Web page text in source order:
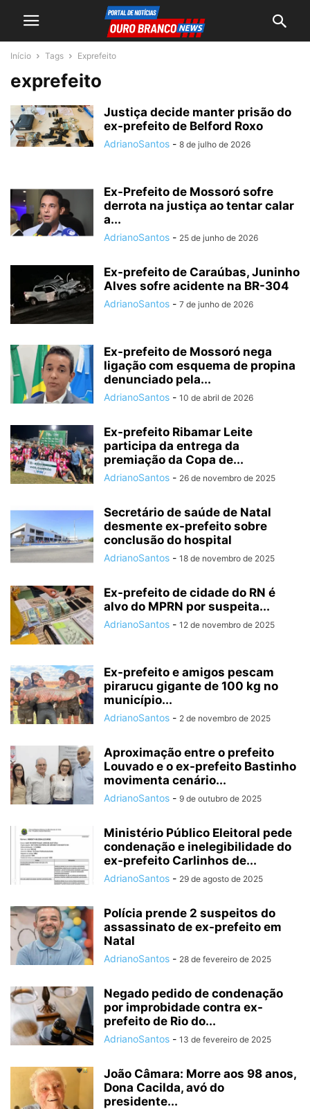
Início Tags Exprefeito
exprefeito
Justiça decide manter prisão do
ex-prefeito de Belford Roxo
AdrianoSantos - 8 de julho de 2026
Ex-Prefeito de Mossoró sofre
derrota na justiça ao tentar calar
a...
AdrianoSantos - 25 de junho de 2026
Ex-prefeito de Caraúbas, Juninho
Alves sofre acidente na BR-304
AdrianoSantos - 7 de junho de 2026
Ex-prefeito de Mossoró nega
ligação com esquema de propina
denunciado pela...
AdrianoSantos - 10 de abril de 2026
Ex-prefeito Ribamar Leite
participa da entrega da
premiação da Copa de...
AdrianoSantos - 26 de novembro de 2025
Secretário de saúde de Natal
desmente ex-prefeito sobre
conclusão do hospital
AdrianoSantos - 18 de novembro de 2025
Ex-prefeito de cidade do RN é
alvo do MPRN por suspeita...
AdrianoSantos - 12 de novembro de 2025
Ex-prefeito e amigos pescam
pirarucu gigante de 100 kg no
município...
AdrianoSantos - 2 de novembro de 2025
Aproximação entre o prefeito
Louvado e o ex-prefeito Bastinho
movimenta cenário...
AdrianoSantos - 9 de outubro de 2025
Ministério Público Eleitoral pede
condenação e inelegibilidade do
ex-prefeito Carlinhos de...
AdrianoSantos - 29 de agosto de 2025
Polícia prende 2 suspeitos do
assassinato de ex-prefeito em
Natal
AdrianoSantos - 28 de fevereiro de 2025
Negado pedido de condenação
por improbidade contra ex-
prefeito de Rio do...
AdrianoSantos - 13 de fevereiro de 2025
João Câmara: Morre aos 98 anos,
Dona Cacilda, avó do
presidente...